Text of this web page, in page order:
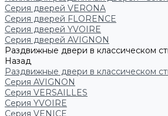
Серия дверей VERONA
Серия дверей FLORENCE
Серия дверей YVOIRE
Серия дверей AVIGNON
Раздвижные двери в классическом
Назад
Раздвижные двери в классическом
Серия AVIGNON
Серия VERSAILLES
Серия YVOIRE
Серия VENICE